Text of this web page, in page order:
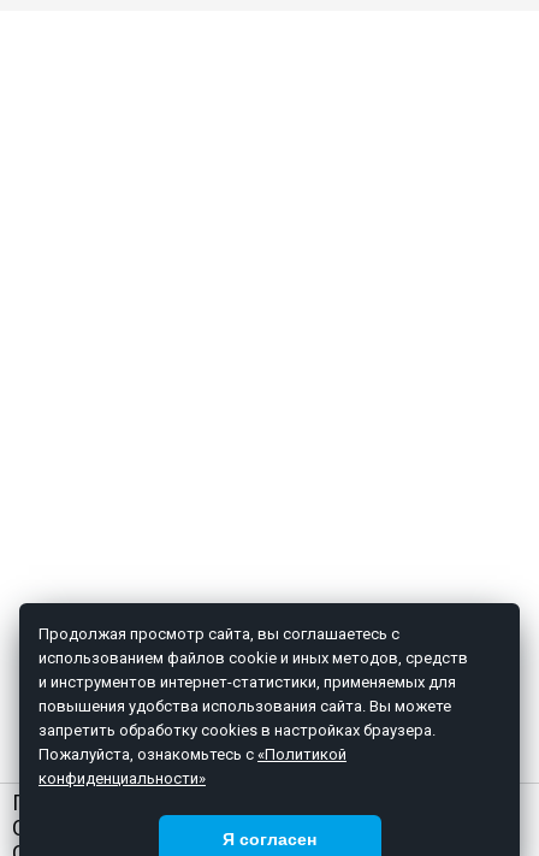
ГЛАВНАЯ
О НАС
Продолжая просмотр сайта, вы соглашаетесь с
использованием файлов cookie и иных методов, средств
и инструментов интернет-статистики, применяемых для
повышения удобства использования сайта. Вы можете
запретить обработку cookies в настройках браузера.
Пожалуйста, ознакомьтесь с «Политикой
конфиденциальности»
Я согласен